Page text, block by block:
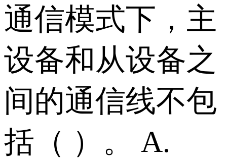
通信模式下，主
设备和从设备之
间的通信线不包
括（ ）。 A.